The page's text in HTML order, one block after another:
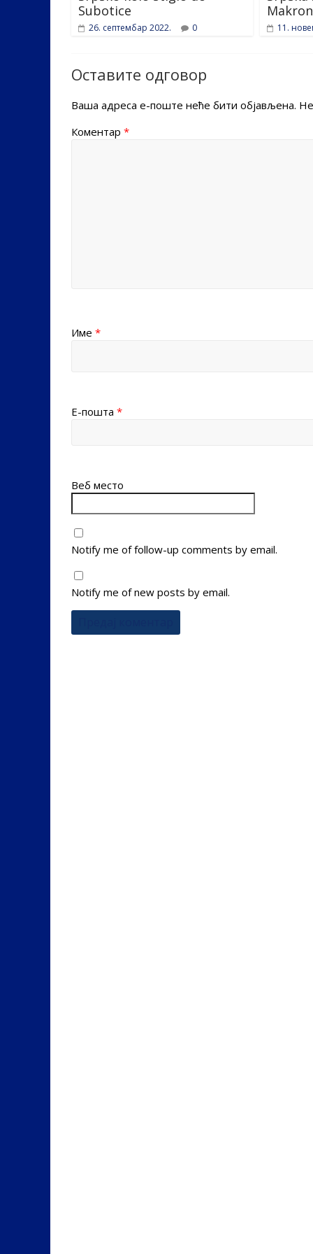
Subotice
26. септембар 2022. 0 11.
Оставите одговор
Ваша адреса е-поште неће бити објављена.
Коментар *
Име *
Е-пошта *
Веб место
Notify me of follow-up comments by email.
Notify me of new posts by email.